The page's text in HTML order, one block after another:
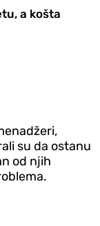
a košta
su da ostanu
od njih